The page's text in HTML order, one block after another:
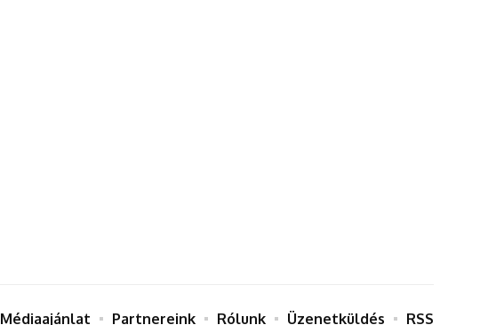
Médiaajánlat Partnereink Rólunk Üzenetküldés RSS